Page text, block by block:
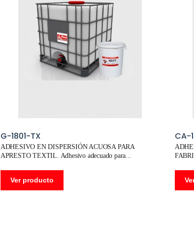
G-1801-TX
ADHESIVO EN DISPERSIÓN ACUOSA PARA
APRESTO TEXTIL. Adhesivo adecuado para
Ver producto
CA-